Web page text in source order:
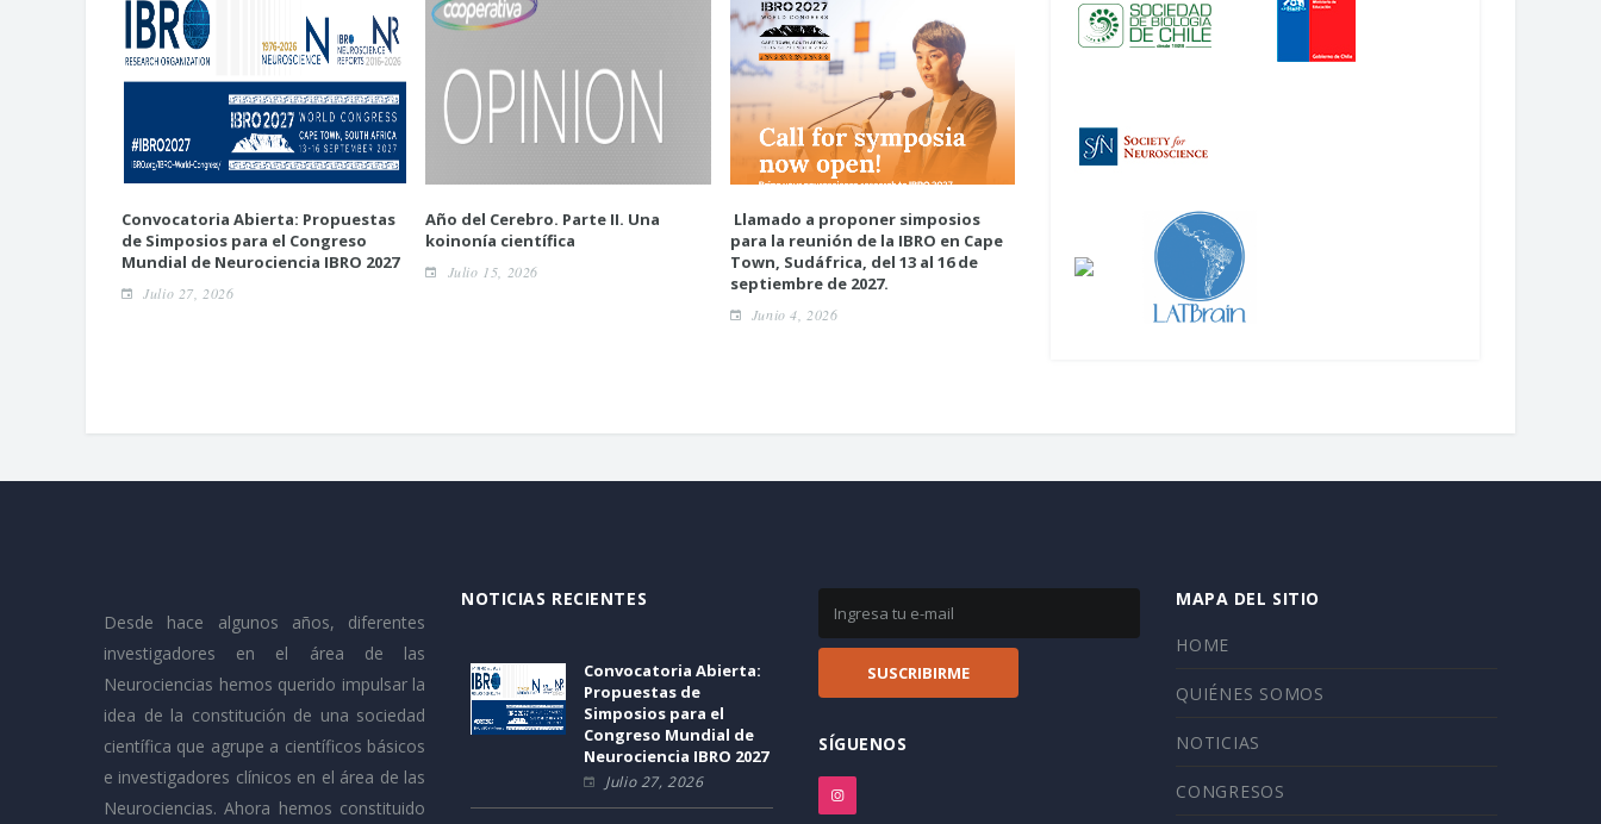
Convocatoria Abierta: Propuestas
de Simposios para el Congreso
Mundial de Neurociencia IBRO 2027
Julio 27, 2026
Año del Cerebro. Parte II. Una
koinonía científica
Julio 15, 2026
Llamado a proponer simposios
para la reunión de la IBRO en Cape
Town, Sudáfrica, del 13 al 16 de
septiembre de 2027.
Junio 4, 2026
Encuesta mapeo del campo
neurocientífico en Chile
Abril 24, 2026
Desde hace algunos años, diferentes
investigadores en el área de las
Neurociencias hemos querido impulsar la
idea de la constitución de una sociedad
científica que agrupe a científicos básicos
e investigadores clínicos en el área de las
Neurociencias. Ahora hemos constituido
NOTICIAS RECIENTES
Convocatoria Abierta:
Propuestas de
Simposios para el
Congreso Mundial de
Neurociencia IBRO 2027
Julio 27, 2026
SÍGUENOS
MAPA DEL SITIO
HOME
QUIÉNES SOMOS
NOTICIAS
CONGRESOS